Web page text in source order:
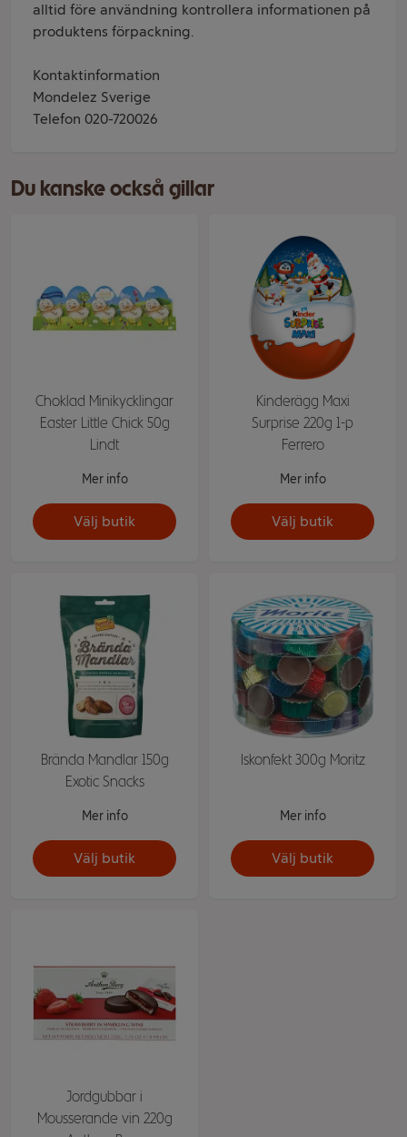
alltid före användning kontrollera informationen på
produktens förpackning.
Kontaktinformation
Mondelez Sverige
Telefon 020-720026
Du kanske också gillar
Choklad Minikycklingar
Easter Little Chick 50g
Lindt
Mer info
Välj butik
Kinderägg Maxi
Surprise 220g 1-p
Ferrero
Mer info
Välj butik
Brända Mandlar 150g
Exotic Snacks
Mer info
Välj butik
Iskonfekt 300g Moritz
Mer info
Välj butik
Jordgubbar i
Mousserande vin 220g